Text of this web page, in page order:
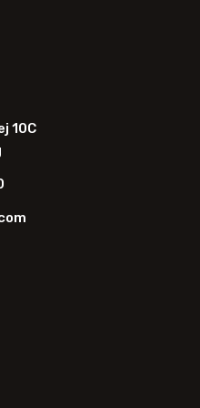
10C